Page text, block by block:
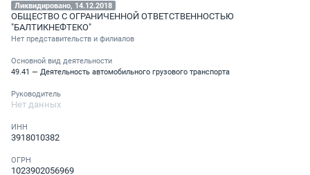
Ликвидировано, 14.12.2018
ОБЩЕСТВО С ОГРАНИЧЕННОЙ ОТВЕТСТВЕННОСТЬЮ
"БАЛТИКНЕФТЕКО"
Нет представительств и филиалов
Основной вид деятельности
49.41 — Деятельность автомобильного грузового транспорта
Руководитель
Нет данных
ИНН
3918010382
ОГРН
1023902056969